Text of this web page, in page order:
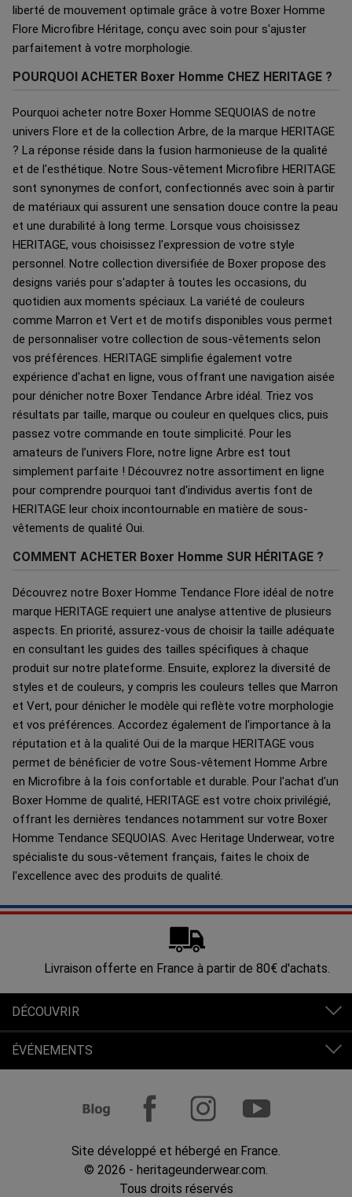
liberté de mouvement optimale grâce à votre Boxer Homme
Flore Microfibre Héritage, conçu avec soin pour s'ajuster
parfaitement à votre morphologie.
POURQUOI ACHETER Boxer Homme CHEZ HERITAGE ?
Pourquoi acheter notre Boxer Homme SEQUOIAS de notre
univers Flore et de la collection Arbre, de la marque HERITAGE
? La réponse réside dans la fusion harmonieuse de la qualité
et de l'esthétique. Notre Sous-vêtement Microfibre HERITAGE
sont synonymes de confort, confectionnés avec soin à partir
de matériaux qui assurent une sensation douce contre la peau
et une durabilité à long terme. Lorsque vous choisissez
HERITAGE, vous choisissez l'expression de votre style
personnel. Notre collection diversifiée de Boxer propose des
designs variés pour s'adapter à toutes les occasions, du
quotidien aux moments spéciaux. La variété de couleurs
comme Marron et Vert et de motifs disponibles vous permet
de personnaliser votre collection de sous-vêtements selon
vos préférences. HERITAGE simplifie également votre
expérience d'achat en ligne, vous offrant une navigation aisée
pour dénicher notre Boxer Tendance Arbre idéal. Triez vos
résultats par taille, marque ou couleur en quelques clics, puis
passez votre commande en toute simplicité. Pour les
amateurs de l’univers Flore, notre ligne Arbre est tout
simplement parfaite ! Découvrez notre assortiment en ligne
pour comprendre pourquoi tant d'individus avertis font de
HERITAGE leur choix incontournable en matière de sous-
vêtements de qualité Oui.
COMMENT ACHETER Boxer Homme SUR HÉRITAGE ?
Découvrez notre Boxer Homme Tendance Flore idéal de notre
marque HERITAGE requiert une analyse attentive de plusieurs
aspects. En priorité, assurez-vous de choisir la taille adéquate
en consultant les guides des tailles spécifiques à chaque
produit sur notre plateforme. Ensuite, explorez la diversité de
styles et de couleurs, y compris les couleurs telles que Marron
et Vert, pour dénicher le modèle qui reflète votre morphologie
et vos préférences. Accordez également de l'importance à la
réputation et à la qualité Oui de la marque HERITAGE vous
permet de bénéficier de votre Sous-vêtement Homme Arbre
en Microfibre à la fois confortable et durable. Pour l'achat d'un
Boxer Homme de qualité, HERITAGE est votre choix privilégié,
offrant les dernières tendances notamment sur votre Boxer
Homme Tendance SEQUOIAS. Avec Heritage Underwear, votre
spécialiste du sous-vêtement français, faites le choix de
l'excellence avec des produits de qualité.
Livraison offerte en France à partir de 80€ d'achats.
DÉCOUVRIR
ÉVÉNEMENTS
Site développé et hébergé en France.
© 2026 - heritageunderwear.com.
Tous droits réservés